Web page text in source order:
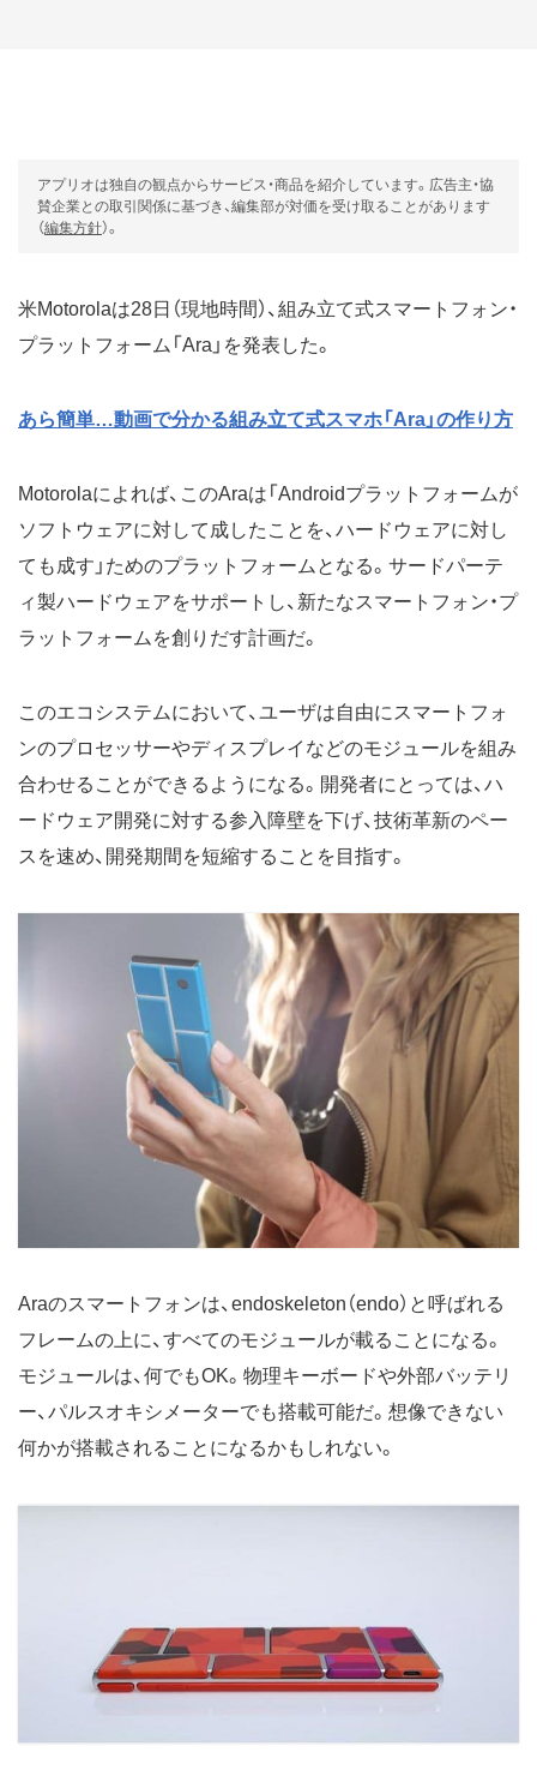
アプリオは独自の観点からサービス・商品を紹介しています。広告主・協
賛企業との取引関係に基づき、編集部が対価を受け取ることがあります
（編集方針）。
米Motorolaは28日（現地時間）、組み立て式スマートフォン・
プラットフォーム「Ara」を発表した。
あら簡単…動画で分かる組み立て式スマホ「Ara」の作り方
Motorolaによれば、このAraは「Androidプラットフォームが
ソフトウェアに対して成したことを、ハードウェアに対し
ても成す」ためのプラットフォームとなる。サードパーテ
ィ製ハードウェアをサポートし、新たなスマートフォン・プ
ラットフォームを創りだす計画だ。
このエコシステムにおいて、ユーザは自由にスマートフォ
ンのプロセッサーやディスプレイなどのモジュールを組み
合わせることができるようになる。開発者にとっては、ハ
ードウェア開発に対する参入障壁を下げ、技術革新のペー
スを速め、開発期間を短縮することを目指す。
Araのスマートフォンは、endoskeleton（endo）と呼ばれる
フレームの上に、すべてのモジュールが載ることになる。
モジュールは、何でもOK。物理キーボードや外部バッテリ
ー、パルスオキシメーターでも搭載可能だ。想像できない
何かが搭載されることになるかもしれない。